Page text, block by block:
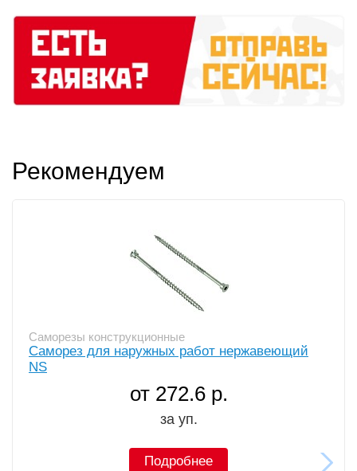
Рекомендуем
Саморезы конструкционные
Саморез для наружных работ нержавеющий
NS
от 272.6 р.
за уп.
Подробнее